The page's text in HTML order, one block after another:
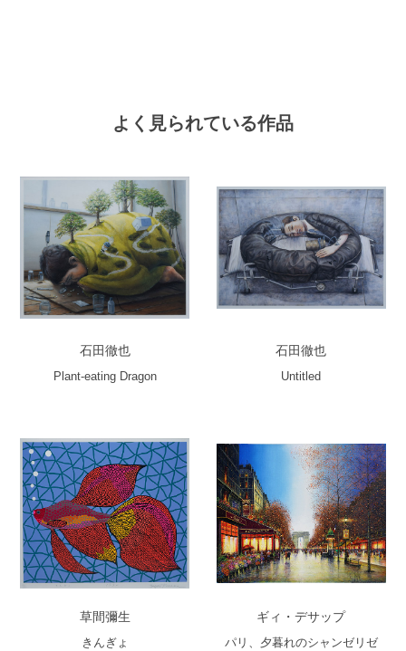
よく見られている作品
石田徹也
Plant-eating Dragon
石田徹也
Untitled
草間彌生
きんぎょ
ギィ・デサップ
パリ、夕暮れのシャンゼリゼ